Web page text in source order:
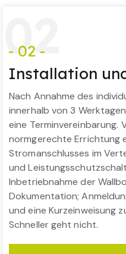
02
- 02 -
Installation
Nach Annahme des
innerhalb von 3
eine Terminvereinbarung.
normgerechte Errichtung
Stromanschlusses im
und
Inbetriebnahme der
Dokumentation;
und eine Kurzeinweisung
Schneller geht nicht.